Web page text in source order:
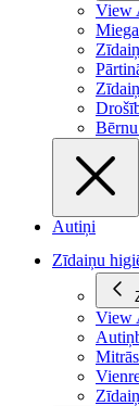
View
Autiņi
Zīdaiņu
View